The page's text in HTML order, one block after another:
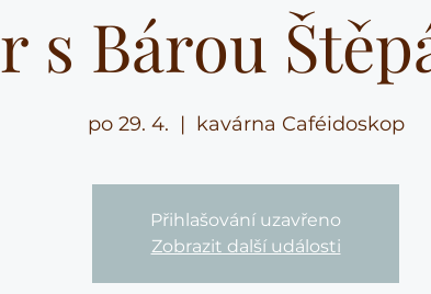
s Bárou
po 29. 4.
  |
kavárna Caféidoskop
Přihlašování uzavřeno
Zobrazit další události